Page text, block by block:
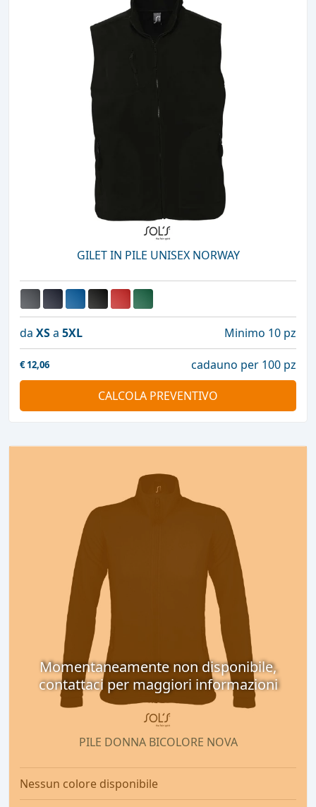
GILET IN PILE UNISEX NORWAY
da XSa 5XL Minimo 10 pz
€ 12,06
cadauno per 100 pz
CALCOLA PREVENTIVO
Momentaneamente non disponibile,
contattaci per maggiori informazioni
PILE DONNA BICOLORE NOVA
Nessun colore disponibile